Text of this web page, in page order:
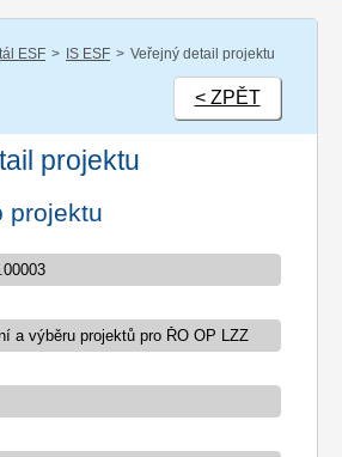
ESF IS ESF Veřejný detail projektu
< ZPĚT
projektu
projektu